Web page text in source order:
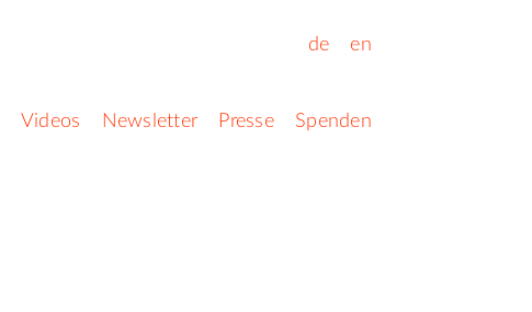
de en
Videos Newsletter Presse Spenden